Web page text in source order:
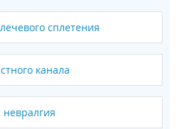
сплетения
канала